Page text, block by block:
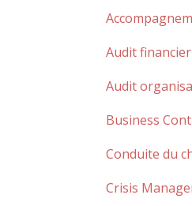
Audit financier
Audit
Business
Conduite du
Crisis